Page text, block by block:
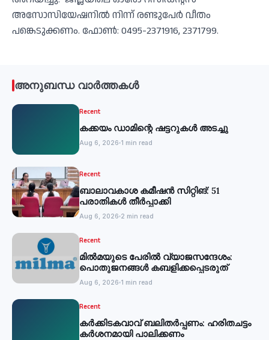
അസോസിയേഷനിൽ നിന്ന് രണ്ടുപേർ വീതം
പങ്കെടുക്കണം. ഫോൺ: 0495-2371916, 2371799.
അനുബന്ധ വാർത്തകൾ
Recent
കക്കയം ഡാമിന്റെ ഷട്ടറുകള്‍ അടച്ചു
Aug 6, 2026 1 min read
Recent
ബാലാവകാശ കമീഷന്‍ സിറ്റിങ്: 51
പരാതികള്‍ തീര്‍പ്പാക്കി
Aug 6, 2026 2 min read
Recent
മില്‍മയുടെ പേരില്‍ വ്യാജസന്ദേശം:
പൊതുജനങ്ങള്‍ കബളിക്കപ്പെടരുത്
Aug 6, 2026 1 min read
Recent
കര്‍ക്കിടകവാവ് ബലിതര്‍പ്പണം: ഹരിതചട്ടം
കര്‍ശനമായി പാലിക്കണം